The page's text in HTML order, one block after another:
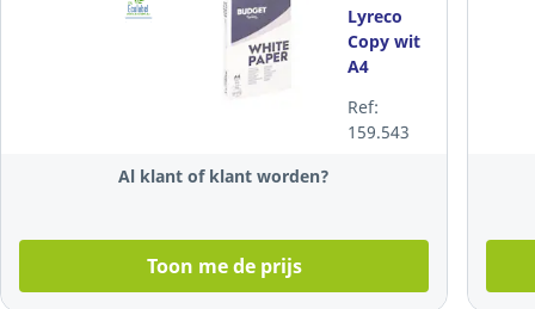
Lyreco
Copy wit
A4
g, per
doos van
Ref:
159.543
Al klant of klant worden?
Toon me de prijs